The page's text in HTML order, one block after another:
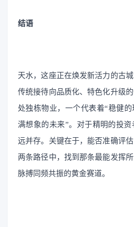
结语
天水，这座正在焕发新活力的古
传统接待向品质化、特色化升级
处独栋物业，一个代表着“稳健
满想象的未来”。对于精明的投
远并存。关键在于，能否准确评
两条路径中，找到那条最能发挥
脉搏同频共振的黄金赛道。